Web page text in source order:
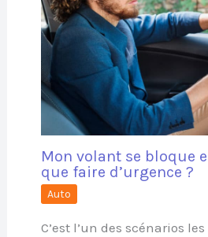
Mon volant se bloque
que faire d’urgence ?
Auto
C’est l’un des scénarios